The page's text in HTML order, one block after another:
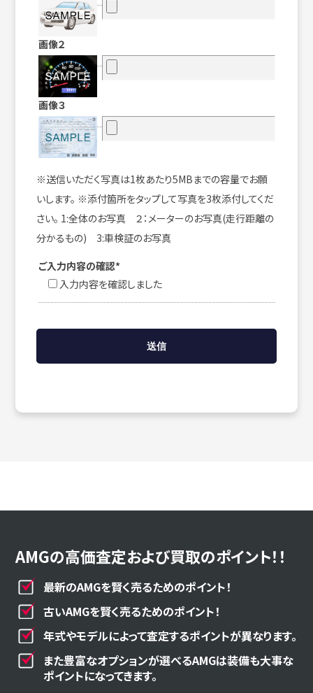
画像２
画像３
※送信いただく写真は1枚あたり5MBまでの容量でお願
いします。 ※添付箇所をタップして写真を3枚添付してくだ
さい。 1:全体のお写真 ２：メーターのお写真(走行距離の
分かるもの) 3:車検証のお写真
ご入力内容の確認*
入力内容を確認しました
AMGの高価査定および買取のポイント！！
最新のAMGを賢く売るためのポイント！
古いAMGを賢く売るためのポイント！
年式やモデルによって査定するポイントが異なります。
また豊富なオプションが選べるAMGは装備も大事な
ポイントになってきます。